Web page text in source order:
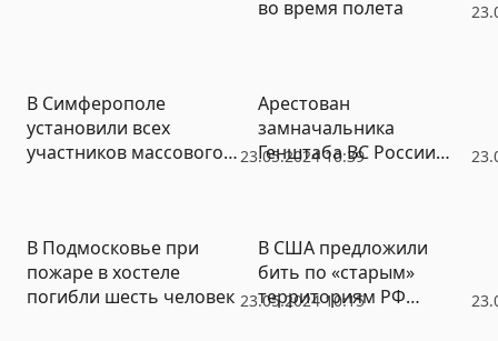
во время полета
23.05.2024 10:39
В Симферополе
установили всех
участников массового
Арестован
замначальника
Генштаба ВС России
23.05.2024 10:15
В Подмосковье при
пожаре в хостеле
погибли шесть человек
В США предложили
бить по «старым»
территориям РФ